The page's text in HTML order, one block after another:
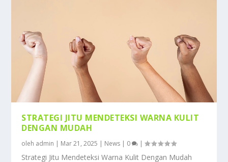
STRATEGI JITU MENDETEKSI WARNA KULIT
DENGAN MUDAH
oleh admin | Mar 21, 2025 | News | 0 |
Strategi Jitu Mendeteksi Warna Kulit Dengan Mudah